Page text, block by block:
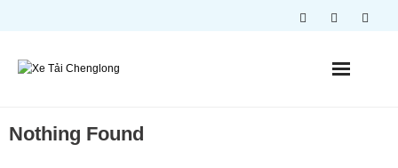
content
Nothing Found